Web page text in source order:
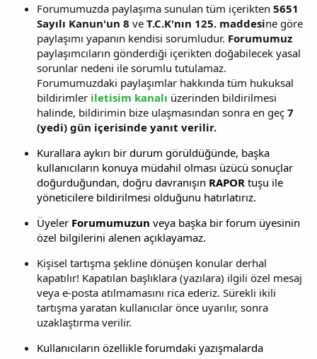
Forumumuzda paylaşıma sunulan tüm içerikten 5651
Sayılı Kanun'un 8 ve T.C.K'nın 125. maddesine göre
paylaşımı yapanın kendisi sorumludur. Forumumuz
paylaşımcıların gönderdiği içerikten doğabilecek yasal
sorunlar nedeni ile sorumlu tutulamaz.
Forumumuzdaki paylaşımlar hakkında tüm hukuksal
bildirimler iletisim kanalı üzerinden bildirilmesi
halinde, bildirimin bize ulaşmasından sonra en geç 7
(yedi) gün içerisinde yanıt verilir.
Kurallara aykırı bir durum görüldüğünde, başka
kullanıcıların konuya müdahil olması üzücü sonuçlar
doğurduğundan, doğru davranışın RAPOR tuşu ile
yöneticilere bildirilmesi olduğunu hatırlatırız.
Üyeler Forumumuzun veya başka bir forum üyesinin
özel bilgilerini alenen açıklayamaz.
Kişisel tartışma şekline dönüşen konular derhal
kapatılır! Kapatılan başlıklara (yazılara) ilgili özel mesaj
veya e-posta atılmamasını rica ederiz. Sürekli ikili
tartışma yaratan kullanıcılar önce uyarılır, sonra
uzaklaştırma verilir.
Kullanıcıların özellikle forumdaki yazışmalarda